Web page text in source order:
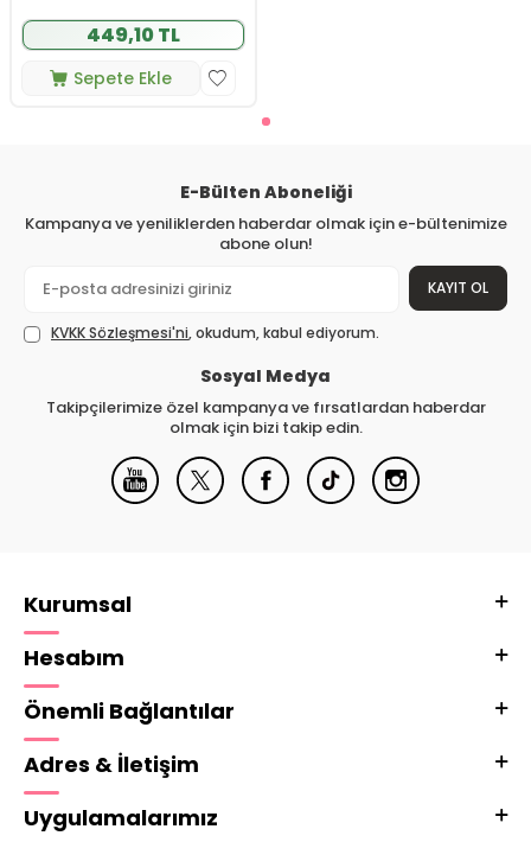
449,10 TL
Sepete Ekle
E-Bülten Aboneliği
Kampanya ve yeniliklerden haberdar olmak için e-bültenimize
abone olun!
KAYIT OL
KVKK Sözleşmesi'ni, okudum, kabul ediyorum.
Sosyal Medya
Takipçilerimize özel kampanya ve fırsatlardan haberdar
olmak için bizi takip edin.
Kurumsal
Hesabım
Önemli Bağlantılar
Adres & İletişim
Uygulamalarımız